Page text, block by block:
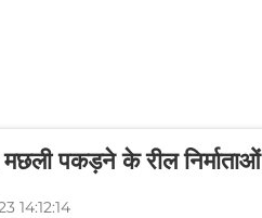
मछली पकड़ने के रील
14:12:14